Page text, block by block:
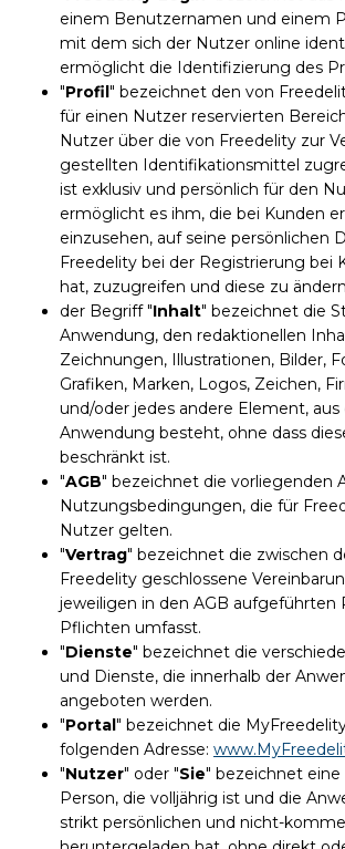
einem Benutzernamen und einem
mit dem sich der Nutzer online
ermöglicht die Identifizierung des
"Profil" bezeichnet den von
für einen Nutzer reservierten
Nutzer über die von Freedelity zur
gestellten Identifikationsmittel
ist exklusiv und persönlich für den
ermöglicht es ihm, die bei Kunden
einzusehen, auf seine persönlichen
Freedelity bei der Registrierung bei
hat, zuzugreifen und diese zu
der Begriff "Inhalt" bezeichnet die
Anwendung, den redaktionellen
Zeichnungen, Illustrationen, Bilder,
Grafiken, Marken, Logos, Zeichen,
und/oder jedes andere Element, aus
Anwendung besteht, ohne dass
beschränkt ist.
"AGB" bezeichnet die vorliegenden
Nutzungsbedingungen, die für
Nutzer gelten.
"Vertrag" bezeichnet die zwischen
Freedelity geschlossene
jeweiligen in den AGB aufgeführten
Pflichten umfasst.
"Dienste" bezeichnet die
und Dienste, die innerhalb der
angeboten werden.
"Portal" bezeichnet die
folgenden Adresse:
"Nutzer" oder "Sie" bezeichnet eine
Person, die volljährig ist und die
strikt persönlichen und nicht-